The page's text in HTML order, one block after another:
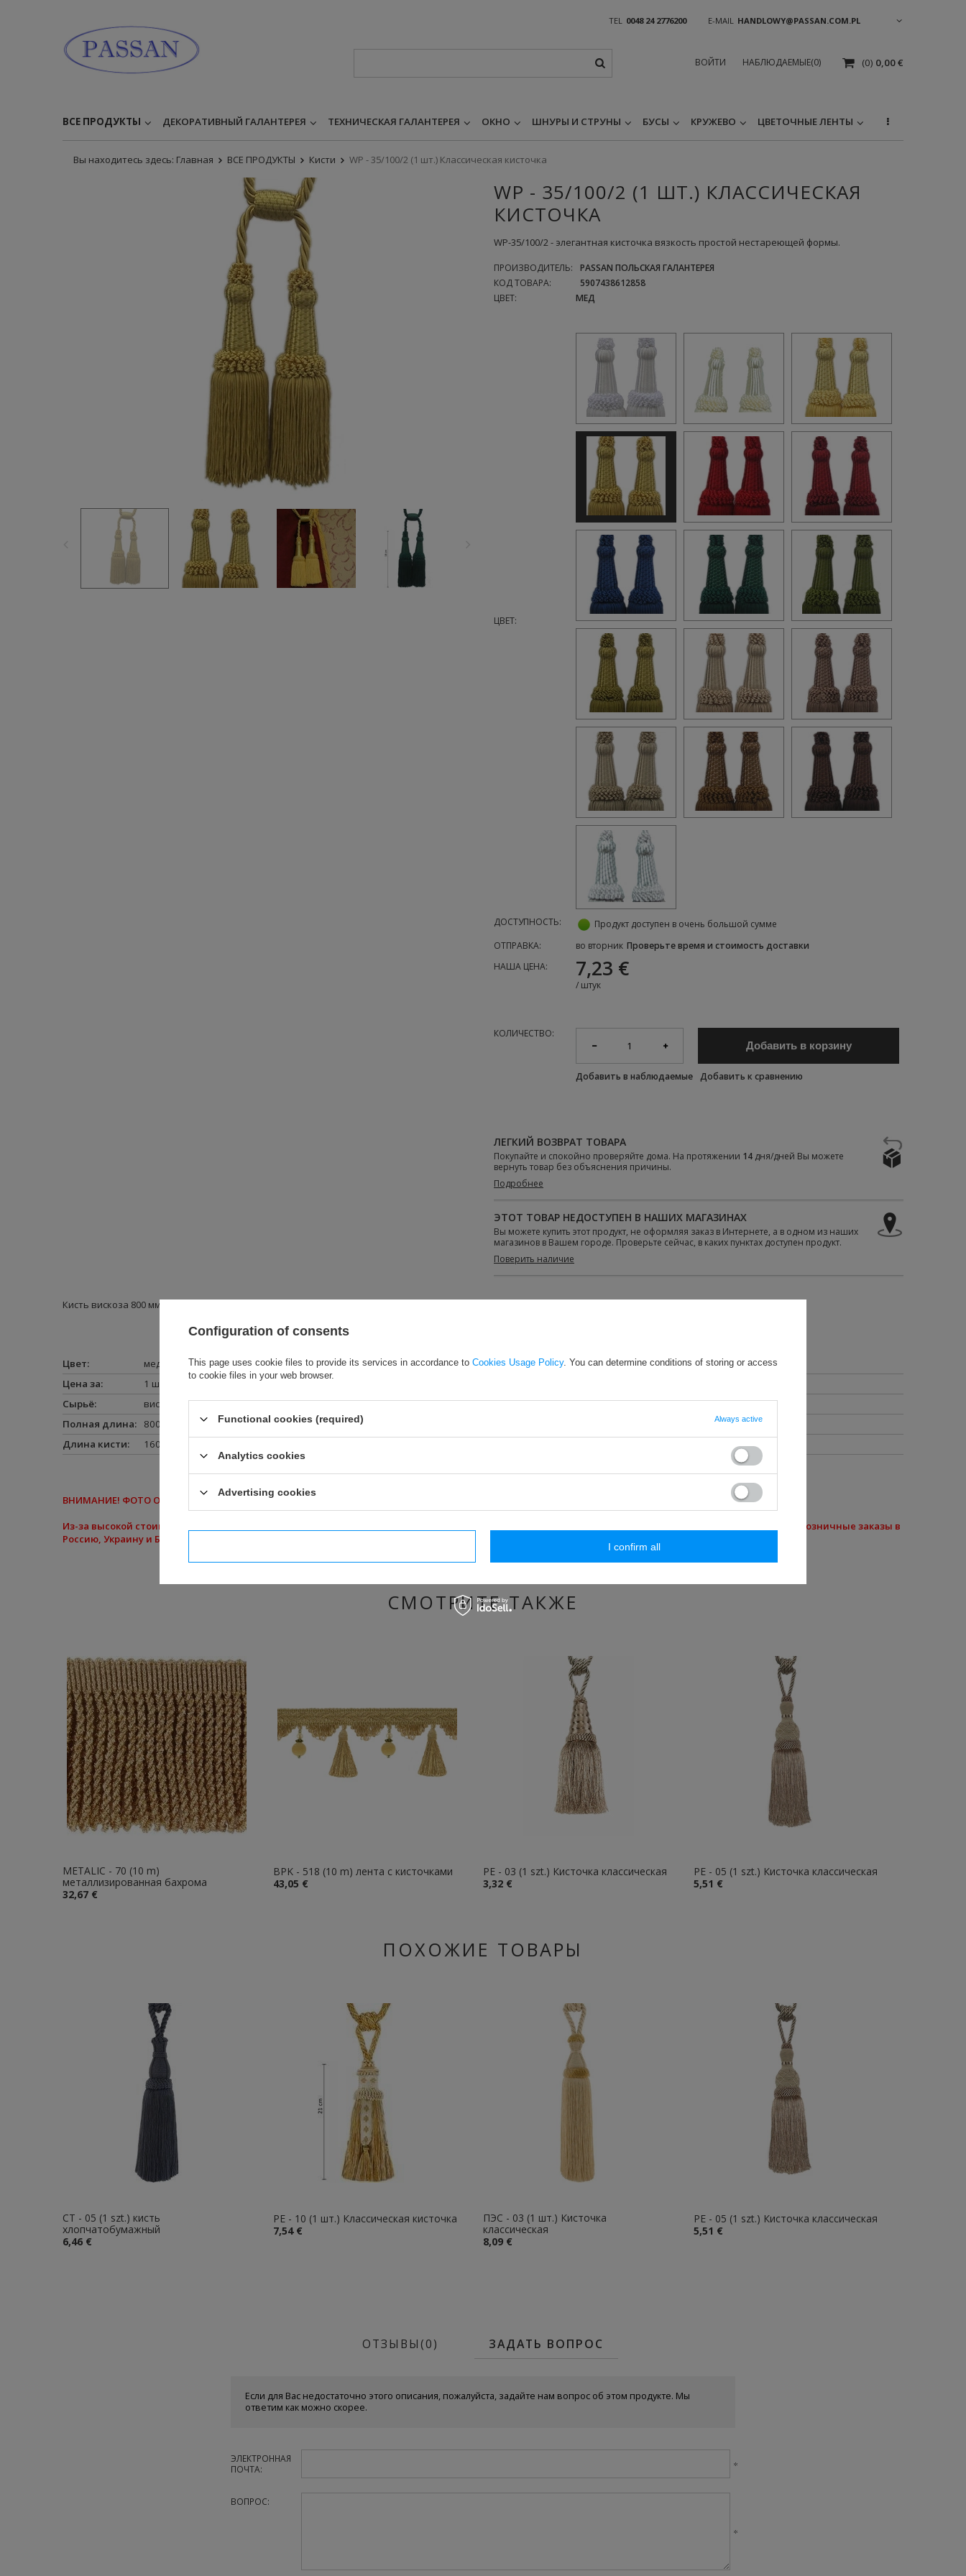
TEL 0048 24 2776200 E-MAIL HANDLOWY@PASSAN.COM.PL
(0) 0,00 €
ВОЙТИ НАБЛЮДАЕМЫЕ(0)
ВСЕ ПРОДУКТЫ ДЕКОРАТИВНЫЙ ГАЛАНТЕРЕЯ ТЕХНИЧЕСКАЯ ГАЛАНТЕРЕЯ ОКНО ШНУРЫ И СТРУНЫ БУСЫ КРУЖЕВО ЦВЕТОЧНЫЕ ЛЕНТЫ
Вы находитесь здесь: Главная ВСЕ ПРОДУКТЫ Кисти WP - 35/100/2 (1 шт.) Классическая кисточка
WP - 35/100/2 (1 ШТ.) КЛАССИЧЕСКАЯ
КИСТОЧКА
WP-35/100/2 - элегантная кисточка вязкость простой нестареющей формы.
ПРОИЗВОДИТЕЛЬ:
PASSAN ПОЛЬСКАЯ ГАЛАНТЕРЕЯ
КОД ТОВАРА:
5907438612858
ЦВЕТ:
МЕД
ЦВЕТ:
ДОСТУПНОСТЬ:
Продукт доступен в очень большой сумме
ОТПРАВКА:
во вторник Проверьте время и стоимость доставки
НАША ЦЕНА:
7,23 €
/ штук
КОЛИЧЕСТВО:
Добавить в корзину
Добавить в наблюдаемые Добавить к сравнению
ЛЕГКИЙ ВОЗВРАТ ТОВАРА
Покупайте и спокойно проверяйте дома. На протяжении 14 дня/дней Вы можете
вернуть товар без объяснения причины.
Подробнее
ЭТОТ ТОВАР НЕДОСТУПЕН В НАШИХ МАГАЗИНАХ
Вы можете купить этот продукт, не оформляя заказ в Интернете, а в одном из наших
магазинов в Вашем городе. Проверьте сейчас, в каких пунктах доступен продукт.
Поверить наличие
Кисть вискоза 800 мм
Цвет:
мед
Цена за:
1 штуку
Сырьё: вискоза
хлопок
Полная длина:
800 мм
Длина кисти: 160 мм
ВНИМАНИЕ! ФОТО ОСТАЛИСЬ присутствуют только МОДЕЛЬ цвета к
с правой стороны (ЕСЛИ доступны разные цвета)
Из-за высокой стоимости доставки товаров с помощью курьерских компаний и проблем с таможенным оформлением наш магазин не осуществляет розничные заказы в
Россию, Украину и Беларусь. Приносим извинения за неудобства.
СМОТРИТЕ ТАКЖЕ
METALIC - 70 (10 m)
металлизированная бахрома
32,67 €
BPK - 518 (10 m) лента с кисточками
43,05 €
PE - 03 (1 szt.) Кисточка классическая
3,32 €
PE - 05 (1 szt.) Кисточка классическая
5,51 €
ПОХОЖИЕ ТОВАРЫ
CT - 05 (1 szt.) кисть
хлопчатобумажный
6,46 €
PE - 10 (1 шт.) Классическая кисточка
7,54 €
ПЭС - 03 (1 шт.) Кисточка
классическая
8,09 €
PE - 05 (1 szt.) Кисточка классическая
5,51 €
ОТЗЫВЫ(0) ЗАДАТЬ ВОПРОС
Если для Вас недостаточно этого описания, пожалуйста, задайте нам вопрос об этом продукте. Мы
ответим как можно скорее.
ЭЛЕКТРОННАЯ
ПОЧТА:
ВОПРОС:
Configuration of consents
This page uses cookie files to provide its services in accordance to Cookies Usage Policy. You can determine conditions of storing or access
to cookie files in your web browser.
Functional cookies (required) Always active
Analytics cookies
Advertising cookies
I confirm all